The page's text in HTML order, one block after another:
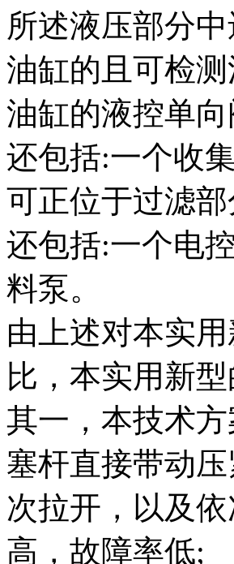
所述液压部分
油缸的且可检
油缸的液控单向
还包括:一个收
可正位于过滤部
还包括:一个电
料泵。
由上述对本实
比，本实用新
其一，本技术
塞杆直接带动
次拉开，以及
高，故障率低;